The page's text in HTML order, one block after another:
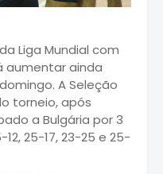
Liga Mundial com
aumentar ainda
A Seleção
torneio, após
a Bulgária por 3
25-17, 23-25 e 25-